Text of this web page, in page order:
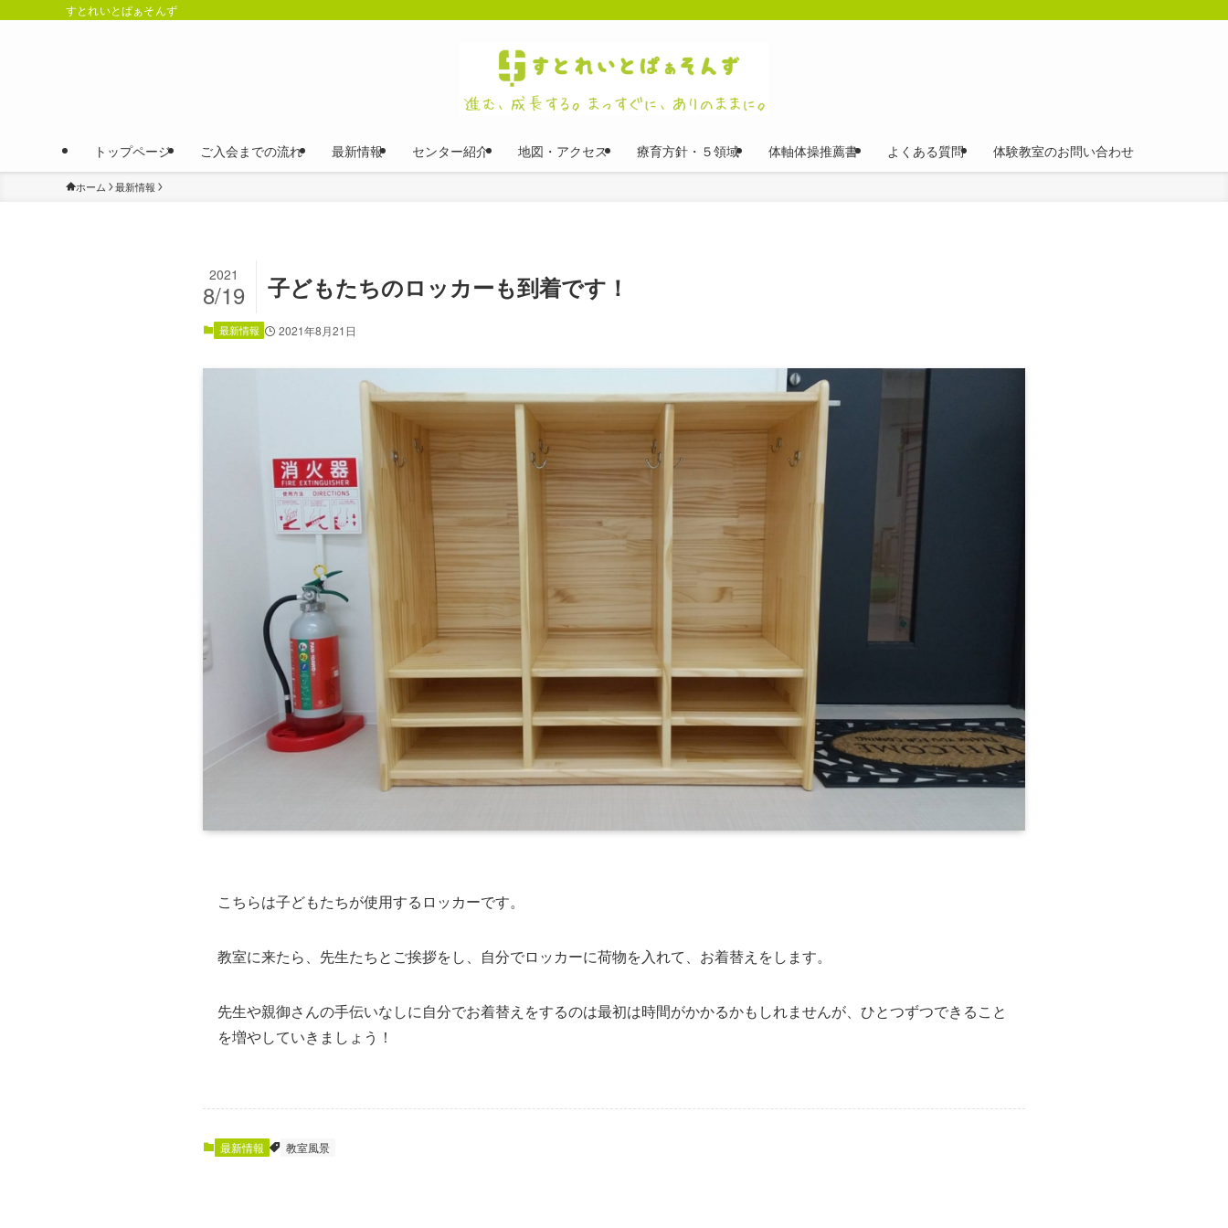
すとれいとぱぁそんず
トップページ ご入会までの流れ 最新情報 センター紹介 地図・アクセス 療育方針・５領域 体軸体操推薦書 よくある質問 体験教室のお問い合わせ
ホーム 最新情報
子どもたちのロッカーも到着です！
2021
8/19
最新情報 2021年8月21日
こちらは子どもたちが使用するロッカーです。
教室に来たら、先生たちとご挨拶をし、自分でロッカーに荷物を入れて、お着替えをします。
先生や親御さんの手伝いなしに自分でお着替えをするのは最初は時間がかかるかもしれませんが、ひとつずつできること
を増やしていきましょう！
最新情報 教室風景